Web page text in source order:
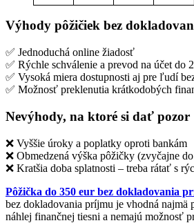
Výhody pôžičiek bez
✅ Jednoduchá online žiadosť
✅ Rýchle schválenie a prevod na účet do
✅ Vysoká miera dostupnosti aj pre ľudí
✅ Možnosť preklenutia krátkodobých
Nevýhody, na ktoré si dať pozor
❌ Vyššie úroky a poplatky oproti bankám
❌ Obmedzená výška pôžičky (zvyčajne
❌ Kratšia doba splatnosti – treba rátať s
Pôžička do 350 eur bez dokladovania
bez dokladovania príjmu je vhodná najmä
náhlej finančnej tiesni a nemajú možnosť